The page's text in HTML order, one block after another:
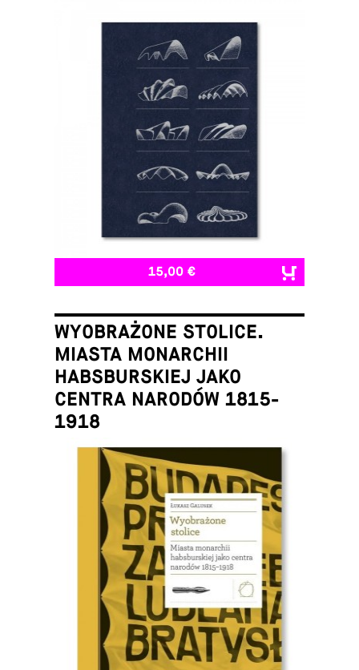
15,00 €
WYOBRAŻONE STOLICE.
MIASTA MONARCHII
HABSBURSKIEJ JAKO
CENTRA NARODÓW 1815-
1918
Łukasz Galusek